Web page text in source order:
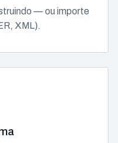
— ou importe
XML).